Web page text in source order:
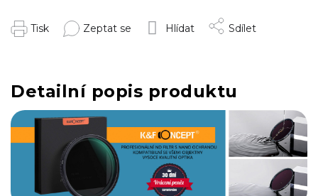
Tisk Zeptat se Hlídat Sdílet
Detailní popis produktu